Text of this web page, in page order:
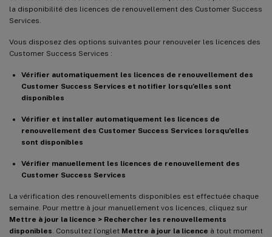
la disponibilité des licences de renouvellement des Customer Success
Services.
Vous disposez des options suivantes pour renouveler les licences des
Customer Success Services :
Vérifier automatiquement les licences de renouvellement des
Customer Success Services et notifier lorsqu’elles sont
disponibles
Vérifier et installer automatiquement les licences de
renouvellement des Customer Success Services lorsqu’elles
sont disponibles
Vérifier manuellement les licences de renouvellement des
Customer Success Services
La vérification des renouvellements disponibles est effectuée chaque
semaine. Pour mettre à jour manuellement vos licences, cliquez sur
Mettre à jour la licence > Rechercher les renouvellements
disponibles. Consultez l’onglet Mettre à jour la licence à tout moment